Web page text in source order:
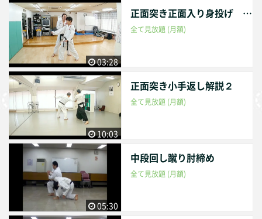
03:28
正面突き正面入り身投げ 表
全て見放題 (月額)
10:03
正面突き小手返し解説２
全て見放題 (月額)
05:30
中段回し蹴り肘締め
全て見放題 (月額)